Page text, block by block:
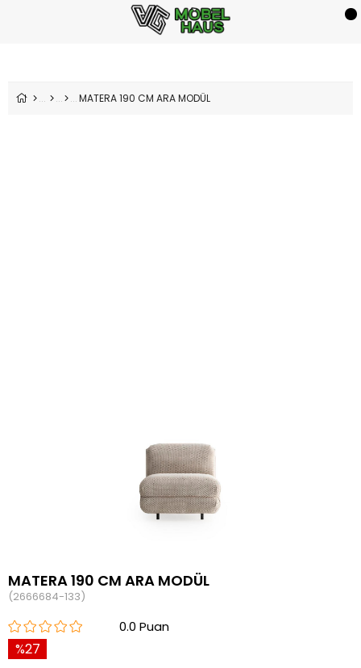
MATERA 190 CM ARA MODÜL
MATERA 190 CM ARA MODÜL
(2666684-133)
0.0
27